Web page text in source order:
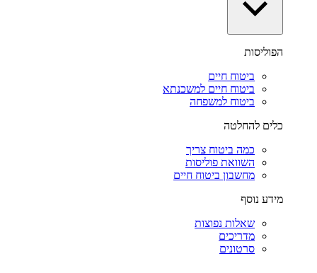
הפוליסות
ביטוח חיים
ביטוח חיים למשכנתא
ביטוח למשפחה
כלים להחלטה
כמה ביטוח צריך
השוואת פוליסות
מחשבון ביטוח חיים
מידע נוסף
שאלות נפוצות
מדריכים
סרטונים